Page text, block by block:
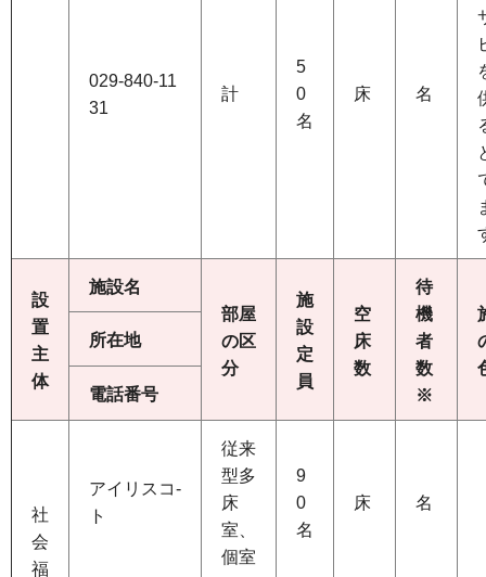
029-840-11
31
計
5
0
名
床 名
設
置
主
体
施設名
部屋
の区
分
施
設
定
員
空
床
数
待
機
者
数
※
所在地
電話番号
社
会
福
アイリスコ-
ト
従来
型多
床
室、
個室
9
0
名
床 名